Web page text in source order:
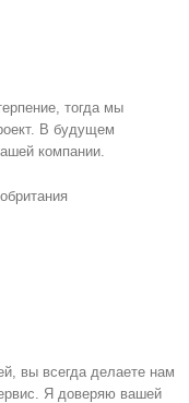
тогда мы
В будущем
компании.
вы всегда делаете нам
Я доверяю вашей